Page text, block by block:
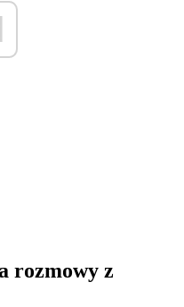
rozmowy z